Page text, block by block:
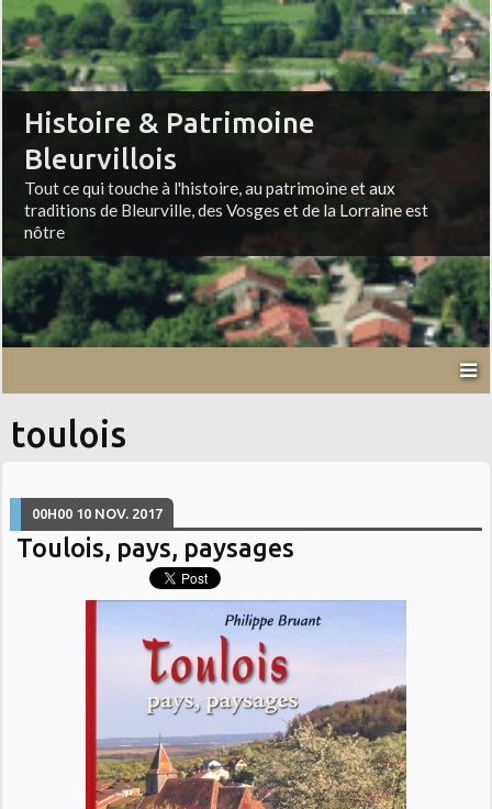
Histoire & Patrimoine
Bleurvillois
Tout ce qui touche à l'histoire, au patrimoine et aux
traditions de Bleurville, des Vosges et de la Lorraine est
nôtre
toulois
00H00 10 NOV. 2017
Toulois, pays, paysages